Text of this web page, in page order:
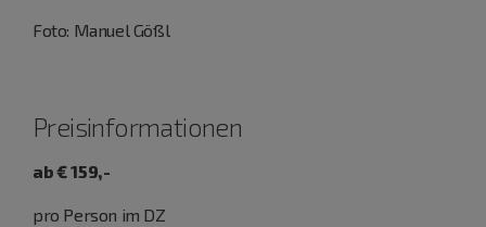
Foto: Manuel Gößl
Preisinformationen
ab € 159,-
pro Person im DZ